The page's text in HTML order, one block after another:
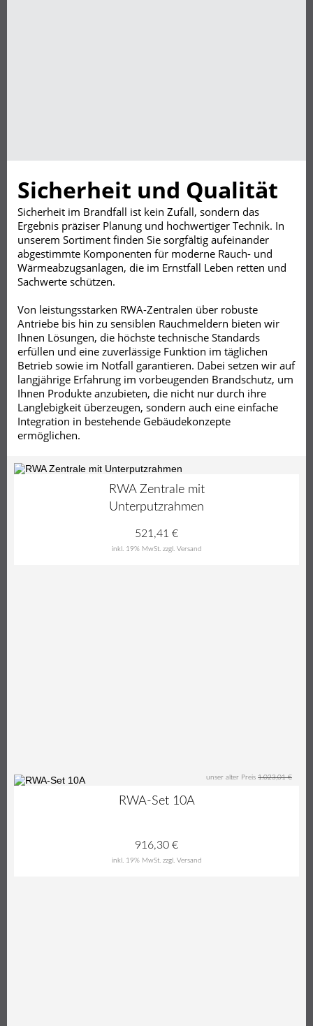
Sicherheit und Qualität
Sicherheit im Brandfall ist kein Zufall, sondern das
Ergebnis präziser Planung und hochwertiger Technik. In
unserem Sortiment finden Sie sorgfältig aufeinander
abgestimmte Komponenten für moderne Rauch- und
Wärmeabzugsanlagen, die im Ernstfall Leben retten und
Sachwerte schützen.
Von leistungsstarken RWA-Zentralen über robuste
Antriebe bis hin zu sensiblen Rauchmeldern bieten wir
Ihnen Lösungen, die höchste technische Standards
erfüllen und eine zuverlässige Funktion im täglichen
Betrieb sowie im Notfall garantieren. Dabei setzen wir auf
langjährige Erfahrung im vorbeugenden Brandschutz, um
Ihnen Produkte anzubieten, die nicht nur durch ihre
Langlebigkeit überzeugen, sondern auch eine einfache
Integration in bestehende Gebäudekonzepte
ermöglichen.
RWA Zentrale mit
Unterputzrahmen
inkl. 19% MwSt. zzgl. Versand
521,41 €
unser alter Preis 1.023,01 €
RWA-Set 10A
inkl. 19% MwSt. zzgl. Versand
916,30 €